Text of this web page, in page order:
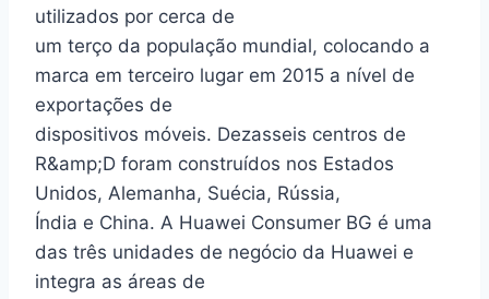
utilizados por cerca de
um terço da população mundial, colocando a
marca em terceiro lugar em 2015 a nível de
exportações de
dispositivos móveis. Dezasseis centros de
R&amp;D foram construídos nos Estados
Unidos, Alemanha, Suécia, Rússia,
Índia e China. A Huawei Consumer BG é uma
das três unidades de negócio da Huawei e
integra as áreas de